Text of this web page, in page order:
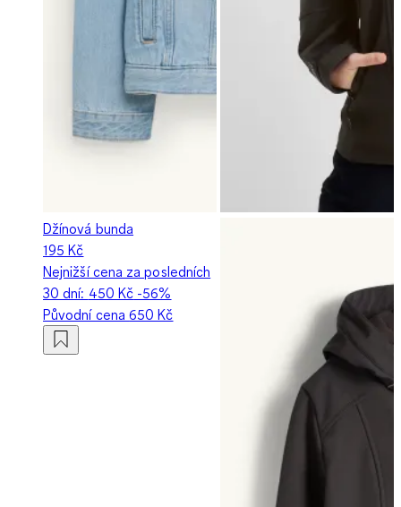
Džínová bunda
195 Kč
Nejnižší cena za posledních
30 dní: 450 Kč -56%
Původní cena650 Kč